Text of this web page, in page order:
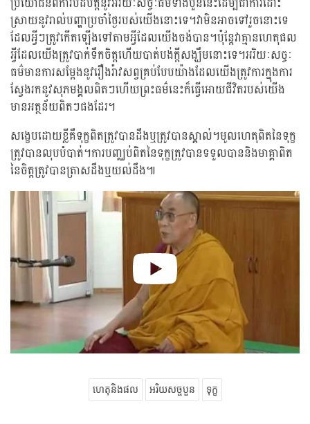
ស្រាយនូវរាល់បញ្ហាប្រចាំថ្ងៃរបស់យើងនោះទេ។វាមិនអាចទៅរួចនោះទេ
ដែលអ្វីៗត្រូវកើតឡើងទៅតាមអ្វីដែលយើងចង់បាន។ប៉ុន្តែវាគ្មានហេតុផល
អ្វីដែលយើងត្រូវបាក់ទឹកចិត្តហើយបាត់បង់ក្តីសង្ឃឹមនោះទេ។អរិយៈសច្ចៈ
ធម៌មានការសម្តែងនូវរឿងរ៉ាវសព្វគ្រប់បែបយ៉ាងដែលយើងត្រូវការក្នុងការ
ស្វែងរកនូវសុភមង្គលពិតៗហើយព្រះធម៌នេះក៏ធ្វើអោយជីវិតរបស់យើង
មានអត្ថន័យពិតៗផងដែរ។
សង្ខេបដោយខ្លីគឺទុក្ខពិតត្រូវបានដឹងឬត្រូវបានស្គាល់។មូលហេតុពិតនៃទុក្ខ
ត្រូវបានលុបបំបាត់។ការបញ្ឈប់ពិតនៃទុក្ខត្រូវបានទទួលបាននិងមាគ្គាពិត
នៃចិត្តត្រូវបានត្រាសដឹងឬយល់ដឹង៕
ហេតុនិងផល អរិយសច្ចបួន ទុក្ខ